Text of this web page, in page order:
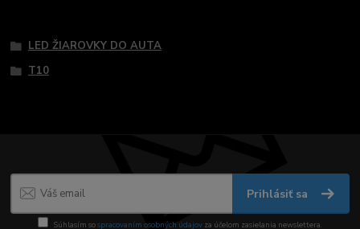
LED ŽIAROVKY DO AUTA
T10
Prihlásiť sa
Súhlasím sospracovaním osobných údajov za účelom zasielania newslettera.